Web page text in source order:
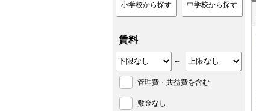
小学校から探す 中学校から探す
賃料
～
管理費・共益費を含む
敷金なし